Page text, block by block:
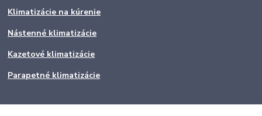
Klimatizácie na kúrenie
Nástenné klimatizácie
Kazetové klimatizácie
Parapetné klimatizácie